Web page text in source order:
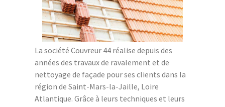
La société Couvreur 44 réalise depuis des
années des travaux de ravalement et de
nettoyage de façade pour ses clients dans la
région de Saint-Mars-la-Jaille, Loire
Atlantique. Grâce à leurs techniques et leurs